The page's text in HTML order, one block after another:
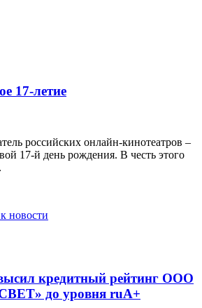
17-летие
российских онлайн-кинотеатров –
17-й день рождения. В честь этого
кредитный рейтинг ООО
до уровня ruА+